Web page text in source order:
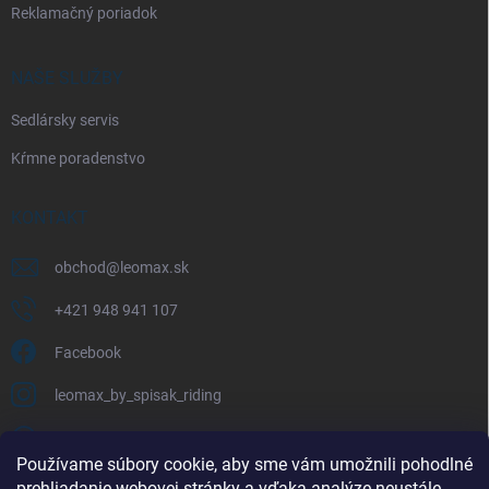
Používame súbory cookie, aby sme vám umožnili pohodlné
Reklamačný poriadok
NAŠE SLUŽBY
Sedlársky servis
Kŕmne poradenstvo
KONTAKT
obchod@ leomax.sk
+421 948 941 107
Facebook
leomax_by_spisak_riding